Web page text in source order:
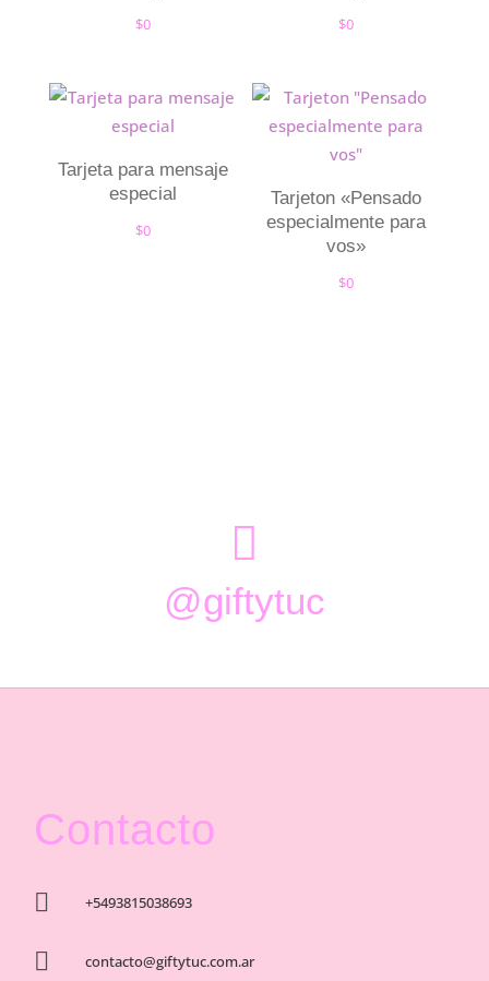
$0 $0
Tarjeta para mensaje
especial
$0
Tarjeton «Pensado
especialmente para
vos»
$0

@giftytuc
Contacto
 +5493815038693
 contacto@giftytuc.com.ar